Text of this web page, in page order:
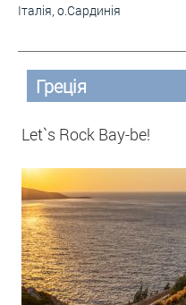
Італія, о.Сардинія
Греція
Let`s Rock Bay-be!